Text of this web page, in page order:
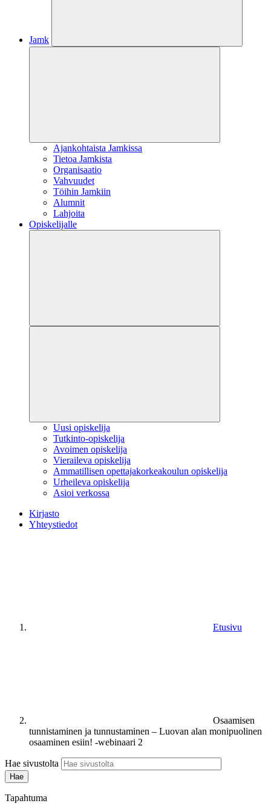
Jamk
Ajankohtaista Jamkissa
Tietoa Jamkista
Organisaatio
Vahvuudet
Töihin Jamkiin
Alumnit
Lahjoita
Opiskelijalle
Uusi opiskelija
Tutkinto-opiskelija
Avoimen opiskelija
Vieraileva opiskelija
Ammatillisen opettajakorkeakoulun opiskelija
Urheileva opiskelija
Asioi verkossa
Kirjasto
Yhteystiedot
Etusivu
Osaamisen
tunnistaminen ja tunnustaminen – Luovan alan monipuolinen
osaaminen esiin! -webinaari 2
Hae sivustolta
Tapahtuma